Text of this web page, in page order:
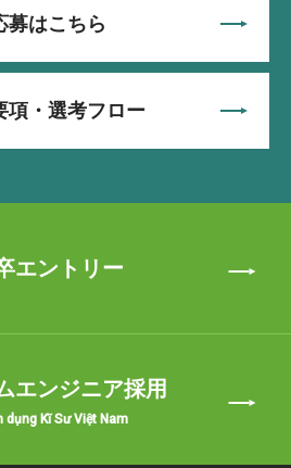
募はこちら
項・選考フロー
エントリー
エンジニア採用
dụng Kĩ Sư Việt Nam